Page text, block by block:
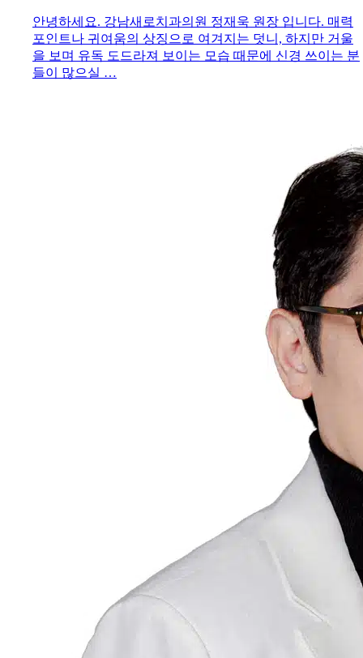
안녕하세요. 강남새로치과의원 정재욱 원장 입니다. 매력
포인트나 귀여움의 상징으로 여겨지는 덧니, 하지만 거울
을 보며 유독 도드라져 보이는 모습 때문에 신경 쓰이는 분
들이 많으실 …